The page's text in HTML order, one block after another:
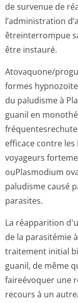
de survenue de
l’administration
êtreinterrompue
être instauré.
Atovaquone/
formes
du paludisme à
guanil en
efficace contre
voyageurs
ouPlasmodium
paludisme causé
parasites.
La réapparition
de la parasitémie
traitement initial
guanil, de même
faireévoquer une
recours à un